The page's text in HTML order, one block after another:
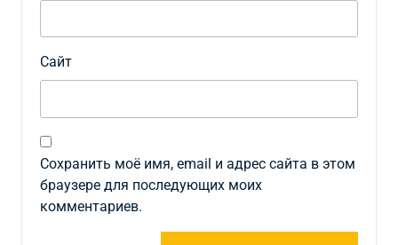
Сайт
Сохранить моё имя, email и адрес сайта в этом
браузере для последующих моих
комментариев.